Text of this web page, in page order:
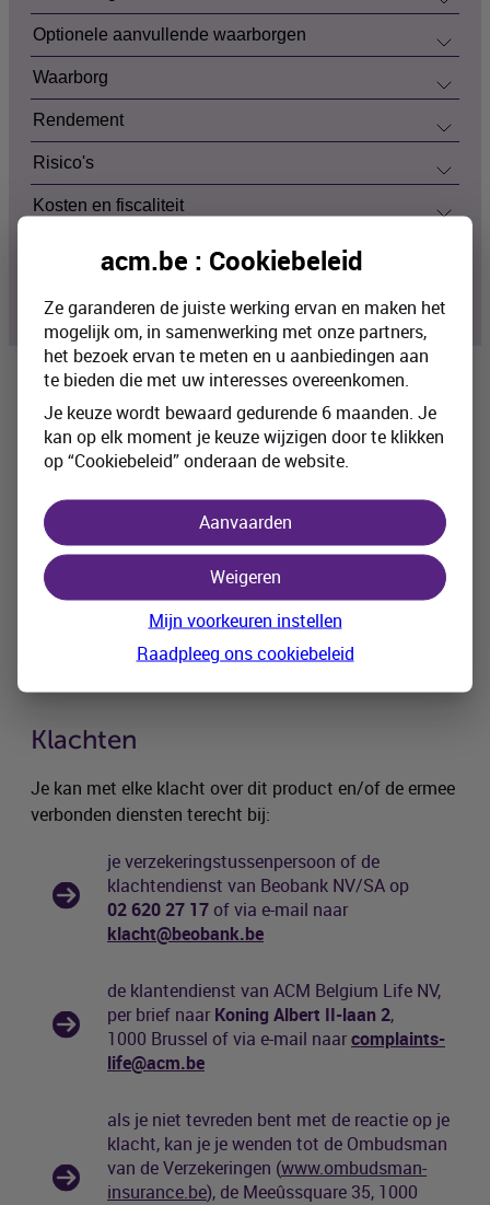
Optionele aanvullende waarborgen
Waarborg
Rendement
Risico's
Kosten en fiscaliteit
Verzekeringsmaatschappij
Interesse in onze verzekering?
Raadpleeg de website van onze
Nuttige documenten
Klachten
Je kan met elke klacht over dit product en/of de ermee
verbonden diensten terecht bij:
je verzekeringstussenpersoon of de
klachtendienst van Beobank NV/SA op
02 620 27 17 of via e-mail naar
klacht@beobank.be
de klantendienst van ACM Belgium Life NV,
per brief naar Koning Albert II-laan 2,
1000 Brussel of via e-mail naarcomplaints-
life@acm.be
als je niet tevreden bent met de reactie op je
klacht, kan je je wenden tot de Ombudsman
van de Verzekeringen (www.ombudsman-
insurance.be), de Meeûssquare 35, 1000
acm.be : Cookiebeleid
Ze garanderen de juiste werking ervan en maken het
mogelijk om, in samenwerking met onze partners,
het bezoek ervan te meten en u aanbiedingen aan
te bieden die met uw interesses overeenkomen.
Je keuze wordt bewaard gedurende 6 maanden. Je
kan op elk moment je keuze wijzigen door te klikken
op “Cookiebeleid” onderaan de website.
Aanvaarden
Weigeren
Mijn voorkeuren instellen
Raadpleeg ons cookiebeleid